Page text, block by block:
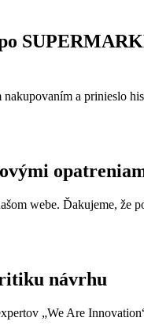
a prinieslo
webe. Ďakujeme, že
návrhu
„We Are